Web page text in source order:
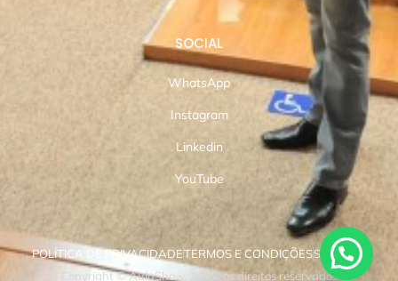
SOCIAL
WhatsApp
Instagram
Linkedin
YouTube
POLÍTICA DE PRIVACIDADETERMOS E CONDIÇÕESSUPORTE
Copyright © AulaShow. Todos os direitos reservados